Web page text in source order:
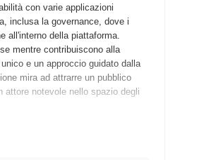
con varie applicazioni
inclusa la governance, dove i
all'interno della piattaforma.
mentre contribuiscono alla
e un approccio guidato dalla
mira ad attrarre un pubblico
attore notevole nello spazio degli